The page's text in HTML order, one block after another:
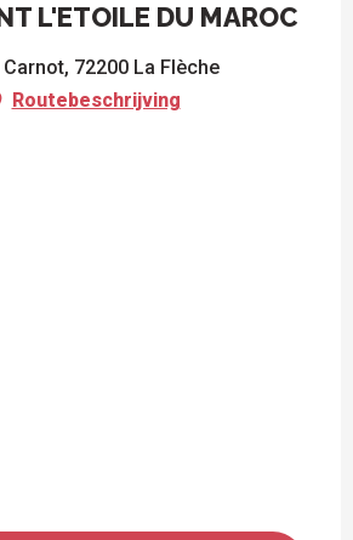
L'ETOILE DU MAROC
72200 La Flèche
Routebeschrijving